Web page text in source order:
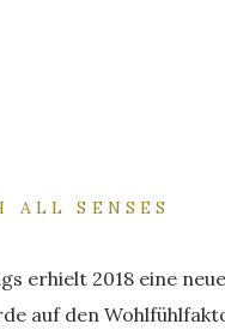
SENSES
erhielt 2018 eine
auf den